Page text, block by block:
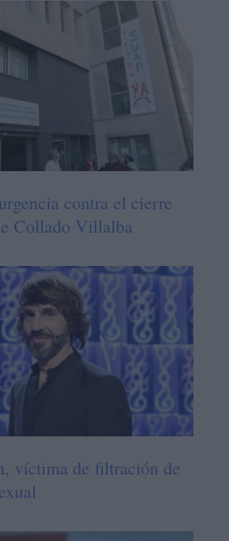
contra el cierre
Collado Villalba
víctima de filtración de